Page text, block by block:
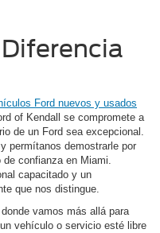
Ford nuevos y usados
of Kendall se compromete a
de un Ford sea excepcional.
y permítanos demostrarle por
confianza en Miami.
capacitado y un
que nos distingue.
vamos más allá para
vehículo o servicio esté libre